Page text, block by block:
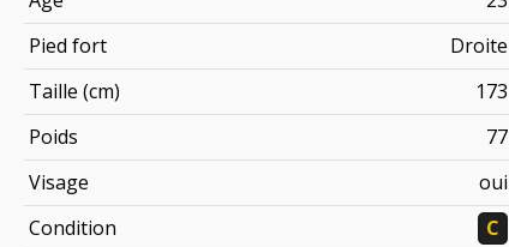
Pied fort
Droite
Taille (cm)
173
Poids
77
Visage
oui
Condition
C